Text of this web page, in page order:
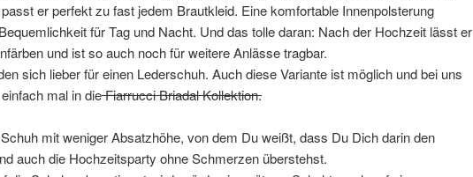
er perfekt zu fast jedem Brautkleid. Eine komfortable Innenpolsterung
für Tag und Nacht. Und das tolle daran: Nach der Hochzeit lässt er
und ist so auch noch für weitere Anlässe tragbar.
sich lieber für einen Lederschuh. Auch diese Variante ist möglich und bei uns
mal in dieFiarrucci Briadal Kollektion.
mit weniger Absatzhöhe, von dem Du weißt, dass Du Dich darin den
auch die Hochzeitsparty ohne Schmerzen überstehst.